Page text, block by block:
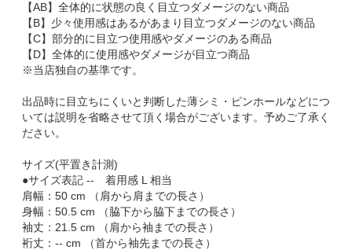
【AB】全体的に状態の良く目立つダメージのない商品
【B】少々使用感はあるがあまり目立つダメージのない商品
【C】部分的に目立つ使用感やダメージのある商品
【D】全体的に使用感やダメージが目立つ商品
※当店独自の基準です。
出品時に目立ちにくいと判断した薄シミ・ピンホールなどにつ
いては説明を省略させて頂く場合がございます。予めご了承く
ださい。
サイズ(平置き計測)
●サイズ表記 -- 着用感 L 相当
肩幅：50 cm （肩から肩までの長さ）
身幅：50.5 cm （脇下から脇下までの長さ）
袖丈：21.5 cm （肩から袖までの長さ）
裄丈：-- cm （首から袖先までの長さ）